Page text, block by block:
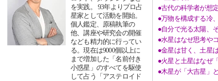
を実践。 93年よりプロ占
星家として活動を開始。
個人鑑定、原稿執筆の
他、講座や研究会の開催
なども精力的に行ってい
る。現在は9000個以上に
まで増加した「名前付き
小惑星」のすべてを駆使
して占う「アステロイド
●古代の科学者が想
●万物を構成する冷
●自分で光る太陽、
●水星はなぜ思考や
●金星は甘く、土星
●火星と土星はなぜ
●木星が「大吉星」